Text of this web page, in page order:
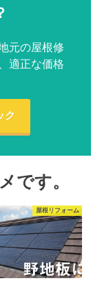
元の屋根修
適正な価格
ク
です。
屋根リフォーム